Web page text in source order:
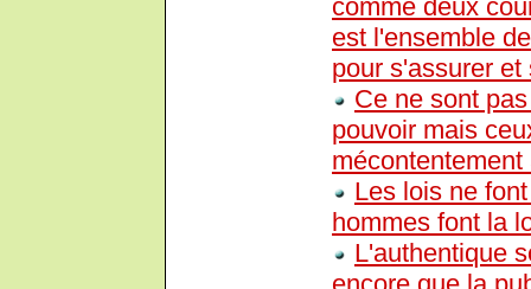
comme deux
est l'ensemble
pour s'assurer
Ce ne sont
pouvoir mais
Les lois ne
hommes font la
L'authentique